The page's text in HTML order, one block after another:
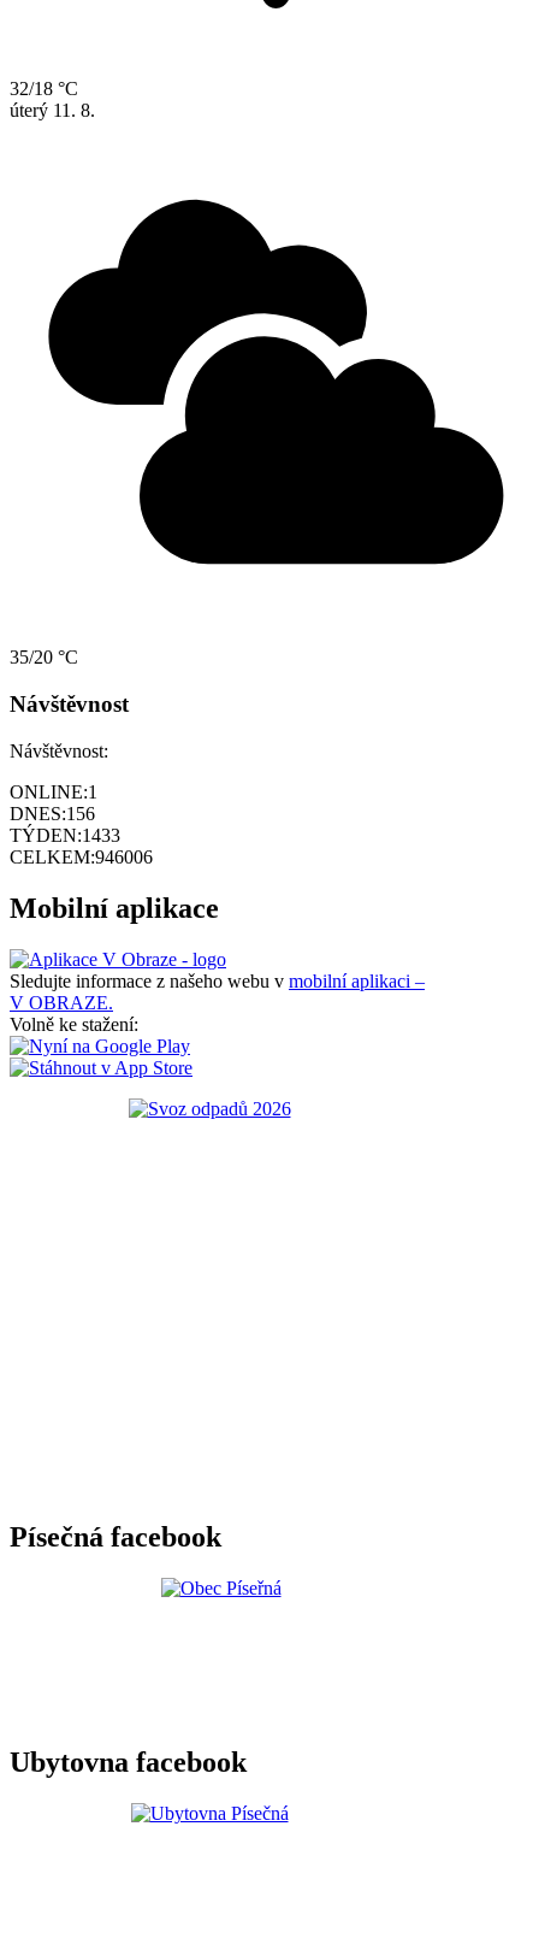
32/18 °C
úterý 11. 8.
35/20 °C
Návštěvnost
Návštěvnost:
ONLINE:1
DNES:156
TÝDEN:1433
CELKEM:946006
Mobilní aplikace
Sledujte informace z našeho webu v mobilní aplikaci –
V OBRAZE.
Volně ke stažení:
Písečná facebook
Ubytovna facebook